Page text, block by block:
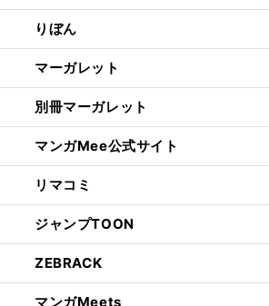
りぼん
マーガレット
別冊マーガレット
マンガMee公式サイト
リマコミ
ジャンプTOON
ZEBRACK
マンガMeets